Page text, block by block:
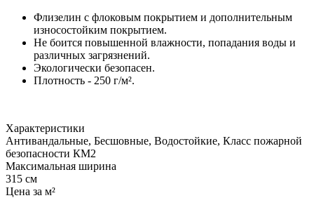
Флизелин с флоковым покрытием и дополнительным
износостойким покрытием.
Не боится повышенной влажности, попадания воды и
различных загрязнений.
Экологически безопасен.
Плотность - 250 г/м².
Характеристики
Антивандальные, Бесшовные, Водостойкие, Класс пожарной
безопасности КМ2
Максимальная ширина
315 см
Цена за м²